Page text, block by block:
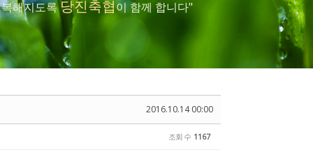
해지도록당진축협이 함께 합니다"
2016.10.14 00:00
조회 수 1167